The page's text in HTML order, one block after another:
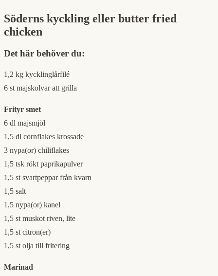
Söderns kyckling eller butter fried
chicken
Det här behöver du:
1,2 kg kycklinglårfilé
6 st majskolvaratt grilla
Frityr smet
6 dl majsmjöl
1,5 dl cornflakes krossade
3 nypa(or) chiliflakes
1,5 tsk rökt paprikapulver
1,5 st svartpepparfrån kvarn
1,5 salt
1,5 nypa(or) kanel
1,5 st muskot riven, lite
1,5 st citron(er)
1,5 st olja till fritering
Marinad